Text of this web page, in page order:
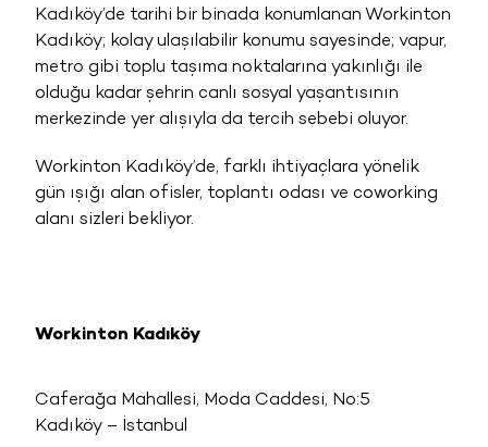
Kadıköy’de tarihi bir binada konumlanan Workinton
Kadıköy; kolay ulaşılabilir konumu sayesinde; vapur,
metro gibi toplu taşıma noktalarına yakınlığı ile
olduğu kadar şehrin canlı sosyal yaşantısının
merkezinde yer alışıyla da tercih sebebi oluyor.
Workinton Kadıköy’de, farklı ihtiyaçlara yönelik
gün ışığı alan ofisler, toplantı odası ve coworking
alanı sizleri bekliyor.
Workinton Kadıköy
Caferağa Mahallesi, Moda Caddesi, No:5
Kadıköy – İstanbul